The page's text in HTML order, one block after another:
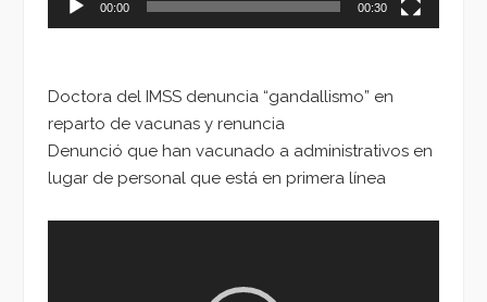
00:00 00:30
Doctora del IMSS denuncia “gandallismo” en
reparto de vacunas y renuncia
Denunció que han vacunado a administrativos en
lugar de personal que está en primera línea